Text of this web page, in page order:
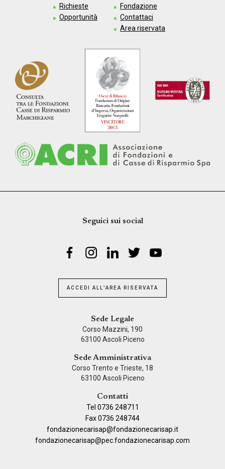
Richieste
Opportunità
Fondazione
Contattaci
Area riservata
Seguici sui social
ACCEDI ALL'AREA RISERVATA
Sede Legale
Corso Mazzini, 190
63100 Ascoli Piceno
Sede Amministrativa
Corso Trento e Trieste, 18
63100 Ascoli Piceno
Contatti
Tel 0736 248711
Fax 0736 248744
fondazionecarisap@fondazionecarisap.it
fondazionecarisap@pec.fondazionecarisap.com